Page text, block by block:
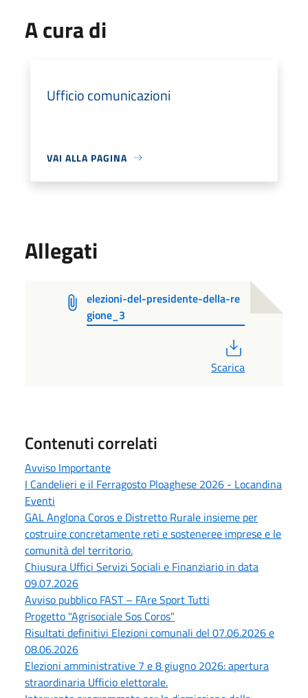
A cura di
Ufficio comunicazioni
VAI ALLA PAGINA
Allegati
elezioni-del-presidente-della-re
gione_3
Scarica
Contenuti correlati
Avviso Importante
I Candelieri e il Ferragosto Ploaghese 2026 - Locandina
Eventi
GAL Anglona Coros e Distretto Rurale insieme per
costruire concretamente reti e sosteneree imprese e le
comunità del territorio.
Chiusura Uffici Servizi Sociali e Finanziario in data
09.07.2026
Avviso pubblico FAST – FAre Sport Tutti
Progetto "Agrisociale Sos Coros"
Risultati definitivi Elezioni comunali del 07.06.2026 e
08.06.2026
Elezioni amministrative 7 e 8 giugno 2026: apertura
straordinaria Ufficio elettorale.